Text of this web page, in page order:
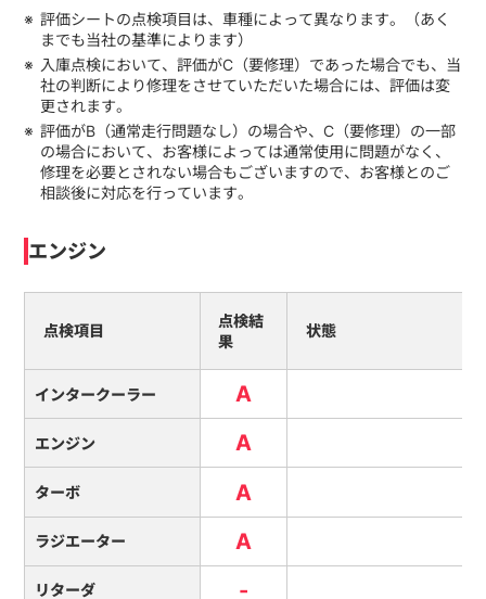
評価シートの点検項目は、車種によって異なります。（あく
までも当社の基準によります）
入庫点検において、評価がC（要修理）であった場合でも、当
社の判断により修理をさせていただいた場合には、評価は変
更されます。
評価がB（通常走行問題なし）の場合や、C（要修理）の一部
の場合において、お客様によっては通常使用に問題がなく、
修理を必要とされない場合もございますので、お客様とのご
相談後に対応を行っています。
エンジン
点検項目
点検結
果
状態
インタークーラー A
エンジン A
ターボ A
ラジエーター A
リターダ -